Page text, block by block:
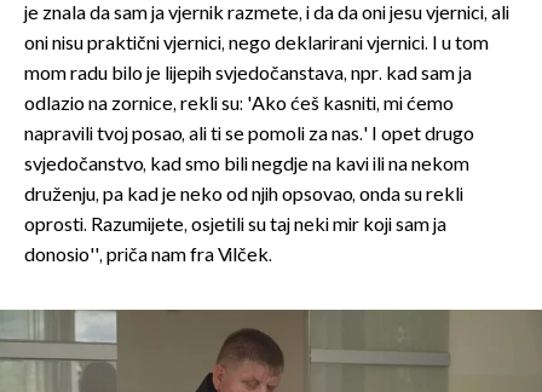
je znala da sam ja vjernik razmete, i da da oni jesu vjernici, ali
oni nisu praktični vjernici, nego deklarirani vjernici. I u tom
mom radu bilo je lijepih svjedočanstava, npr. kad sam ja
odlazio na zornice, rekli su: 'Ako ćeš kasniti, mi ćemo
napravili tvoj posao, ali ti se pomoli za nas.' I opet drugo
svjedočanstvo, kad smo bili negdje na kavi ili na nekom
druženju, pa kad je neko od njih opsovao, onda su rekli
oprosti. Razumijete, osjetili su taj neki mir koji sam ja
donosio'', priča nam fra Vilček.